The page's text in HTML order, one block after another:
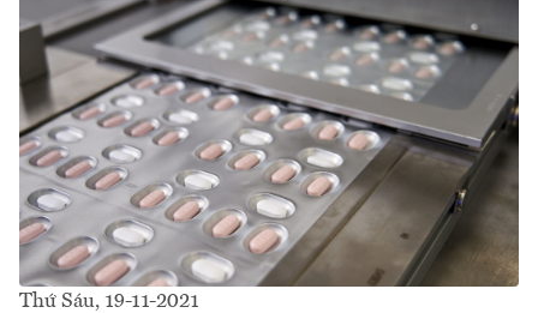
Thứ Sáu, 19-11-2021